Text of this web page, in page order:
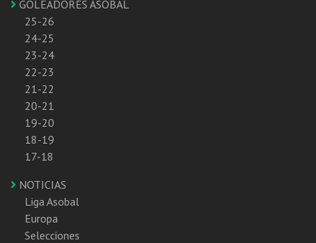
GOLEADORES ASOBAL
25-26
24-25
23-24
22-23
21-22
20-21
19-20
18-19
17-18
NOTICIAS
Liga Asobal
Europa
Selecciones